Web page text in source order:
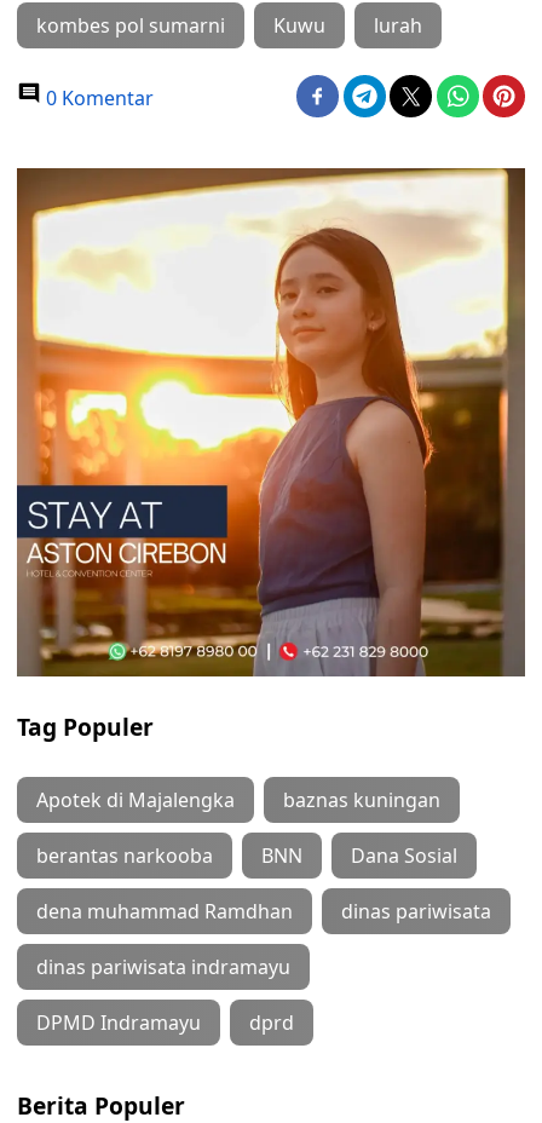
kombes pol sumarni Kuwu lurah
0 Komentar
Tag Populer
Apotek di Majalengka baznas kuningan
berantas narkooba BNN Dana Sosial
dena muhammad Ramdhan dinas pariwisata
dinas pariwisata indramayu
DPMD Indramayu dprd
Berita Populer